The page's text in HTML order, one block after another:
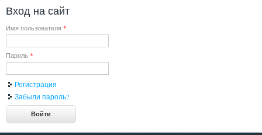
Вход на сайт
Имя пользователя *
Пароль *
Регистрация
Забыли пароль?